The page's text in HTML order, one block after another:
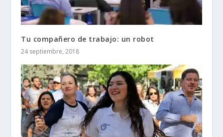
Tu compañero de trabajo: un robot
24 septiembre, 2018